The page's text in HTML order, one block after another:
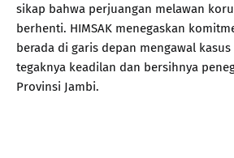
sikap bahwa perjuangan melawan
berhenti. HIMSAK menegaskan
berada di garis depan mengawal kasus
tegaknya keadilan dan bersihnya
Provinsi Jambi.